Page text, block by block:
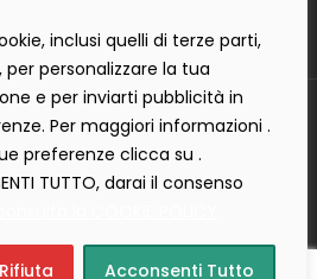
inclusi quelli di terze parti,
personalizzare la tua
e per inviarti pubblicità in
Per maggiori informazioni .
preferenze clicca su .
TUTTO, darai il consenso
Rifiuta Acconsenti Tutto
di Martellini Nicoletta